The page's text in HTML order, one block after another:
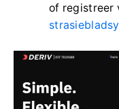
of registreer
strasiebladsy